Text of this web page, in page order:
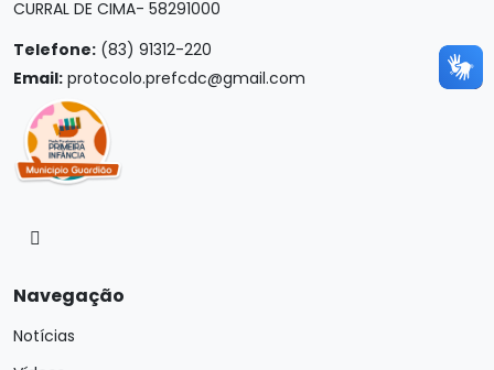
CURRAL DE CIMA- 58291000
Telefone: (83) 91312-220
Email: protocolo.prefcdc@gmail.com
Navegação
Notícias